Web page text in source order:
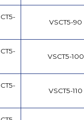
VSCT5-90
VSCT5-100
VSCT5-110